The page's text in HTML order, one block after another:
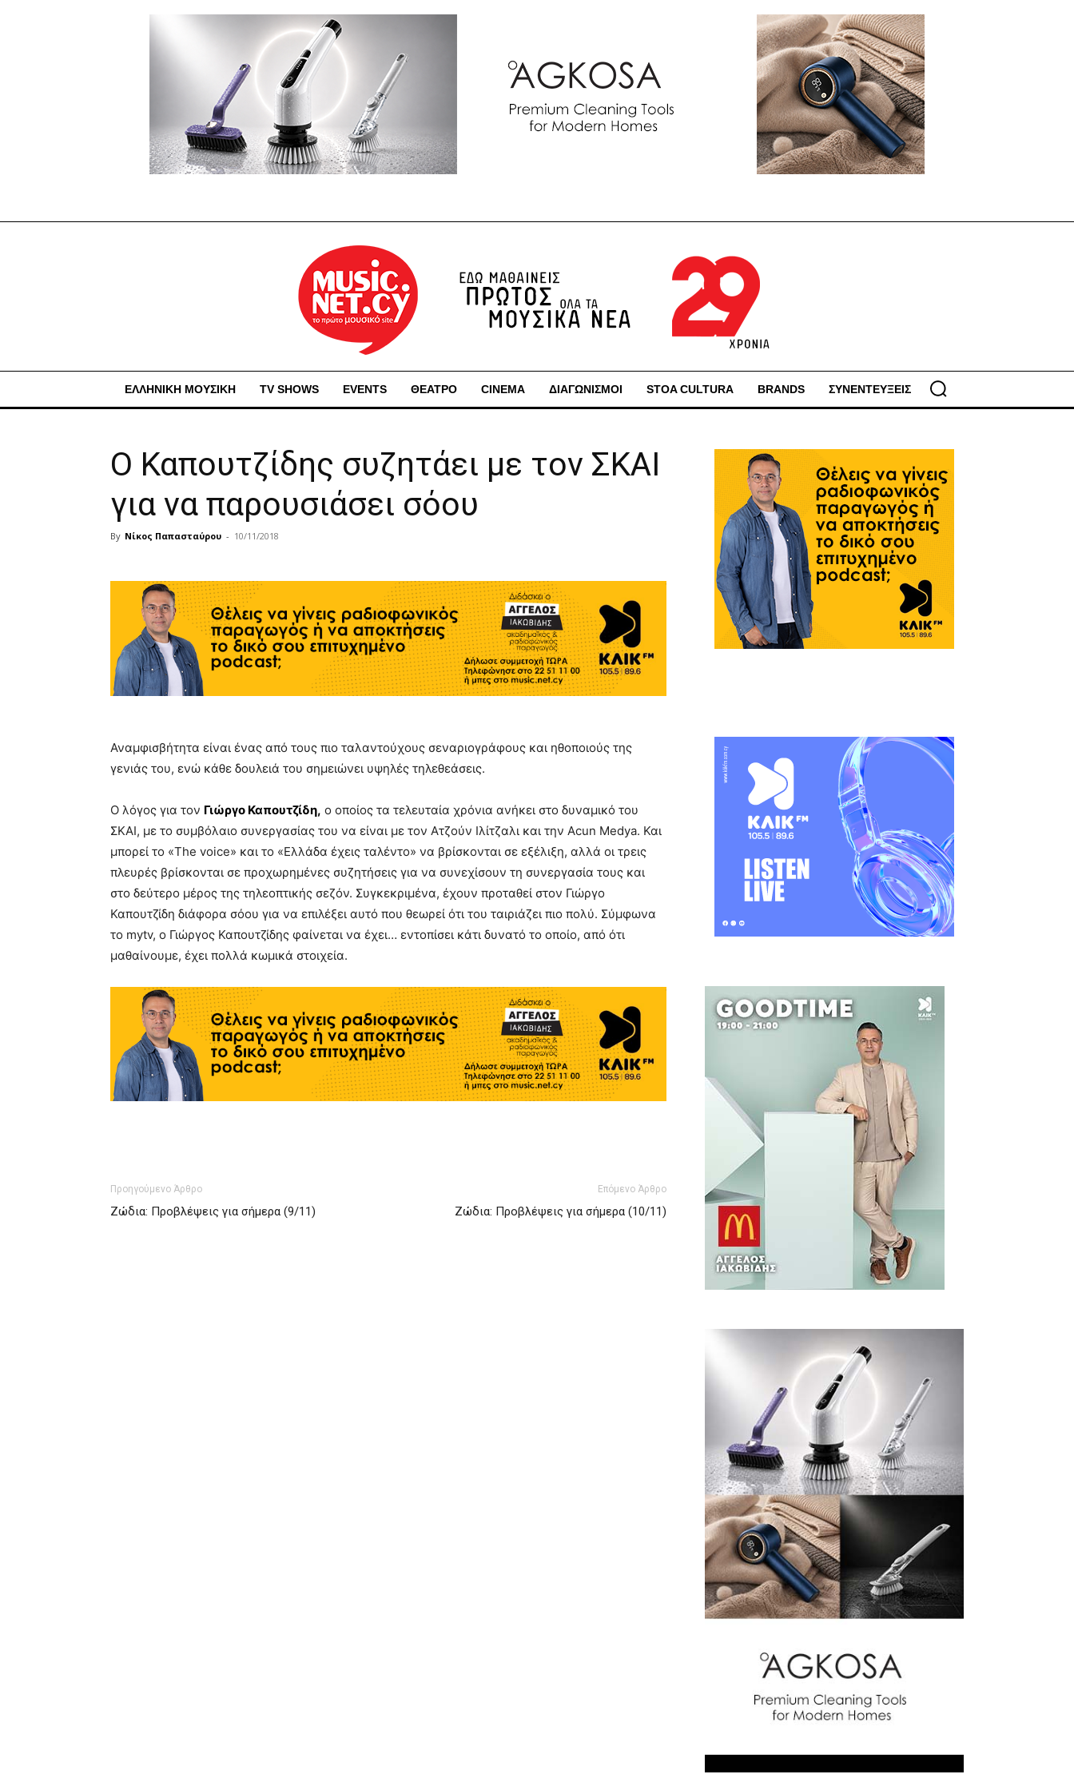
ΕΛΛΗΝΙΚΗ ΜΟΥΣΙΚΗ TV SHOWS EVENTS ΘΕΑΤΡΟ CINEMA ΔΙΑΓΩΝΙΣΜΟΙ STOA CULTURA BRANDS ΣΥΝΕΝΤΕΥΞΕΙΣ
Ο Καπουτζίδης συζητάει με τον ΣΚΑΙ
για να παρουσιάσει σόου
By Νίκος Παπασταύρου - 10/11/2018
Αναμφισβήτητα είναι ένας από τους πιο ταλαντούχους σεναριογράφους και ηθοποιούς της
γενιάς του, ενώ κάθε δουλειά του σημειώνει υψηλές τηλεθεάσεις.
Ο λόγος για τον Γιώργο Καπουτζίδη, ο οποίος τα τελευταία χρόνια ανήκει στο δυναμικό του
ΣΚΑΙ, με το συμβόλαιο συνεργασίας του να είναι με τον Ατζούν Ιλίτζαλι και την Acun Medya. Και
μπορεί το «The voice» και το «Ελλάδα έχεις ταλέντο» να βρίσκονται σε εξέλιξη, αλλά οι τρεις
πλευρές βρίσκονται σε προχωρημένες συζητήσεις για να συνεχίσουν τη συνεργασία τους και
στο δεύτερο μέρος της τηλεοπτικής σεζόν. Συγκεκριμένα, έχουν προταθεί στον Γιώργο
Καπουτζίδη διάφορα σόου για να επιλέξει αυτό που θεωρεί ότι του ταιριάζει πιο πολύ. Σύμφωνα
το mytv, ο Γιώργος Καπουτζίδης φαίνεται να έχει… εντοπίσει κάτι δυνατό το οποίο, από ότι
μαθαίνουμε, έχει πολλά κωμικά στοιχεία.
Προηγούμενο Άρθρο
Ζώδια: Προβλέψεις για σήμερα (9/11)
Επόμενο Άρθρο
Ζώδια: Προβλέψεις για σήμερα (10/11)